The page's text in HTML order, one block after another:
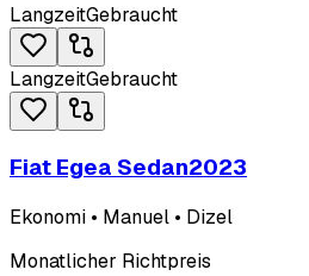
LangzeitGebraucht
LangzeitGebraucht
Fiat Egea Sedan2023
Ekonomi • Manuel • Dizel
Monatlicher Richtpreis